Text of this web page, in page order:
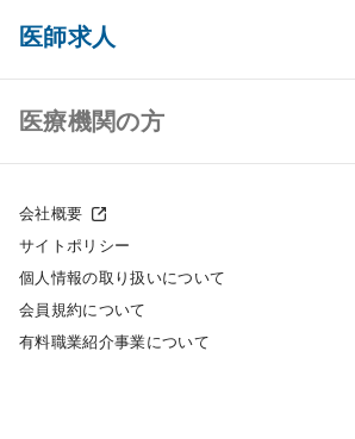
クリニック開業 TOP
クリニック物件検索
クリニックの開業スタイル
クリニック開業までの流れ
開業支援事例
医師求人
医師求人 TOP
常勤求人検索
非常勤求人検索
スポット求人検索
医療機関の方
採用をお考えの医療機関の方
会社概要
サイトポリシー
個人情報の取り扱いについて
会員規約について
有料職業紹介事業について